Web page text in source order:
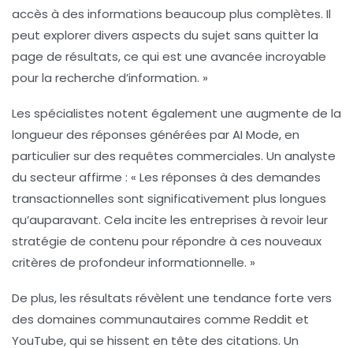
accès à des informations beaucoup plus complètes. Il
peut explorer divers aspects du sujet sans quitter la
page de résultats, ce qui est une avancée incroyable
pour la recherche d’information. »
Les spécialistes notent également une augmente de la
longueur des réponses générées par AI Mode, en
particulier sur des requêtes commerciales. Un analyste
du secteur affirme : « Les réponses à des demandes
transactionnelles sont significativement plus longues
qu’auparavant. Cela incite les entreprises à revoir leur
stratégie de contenu pour répondre à ces nouveaux
critères de profondeur informationnelle. »
De plus, les résultats révèlent une tendance forte vers
des domaines communautaires comme Reddit et
YouTube, qui se hissent en tête des citations. Un